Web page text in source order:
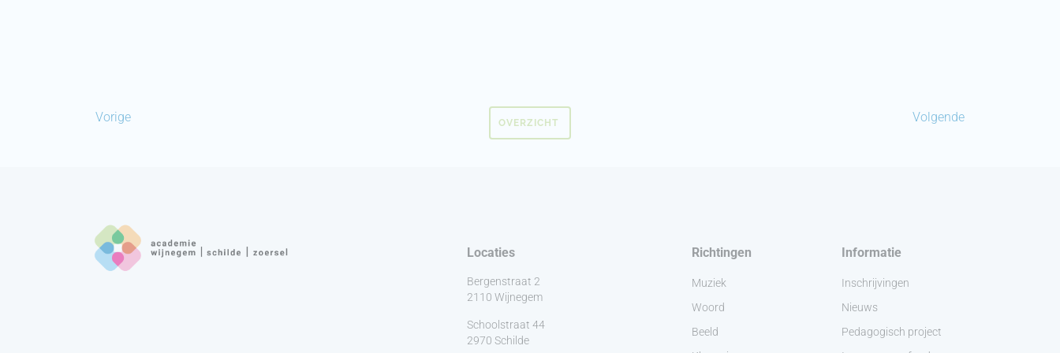
Vorige Volgende
OVERZICHT
Locaties
Bergenstraat 2
2110 Wijnegem
Schoolstraat 44
2970 Schilde
Richtingen
Muziek
Woord
Beeld
Informatie
Inschrijvingen
Nieuws
Pedagogisch project